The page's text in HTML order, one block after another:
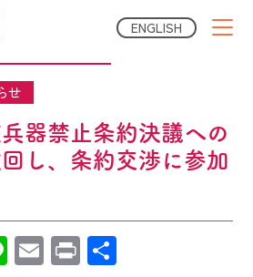
ENGLISH
News
せ
器禁止条約決議への
し、条約交渉に参加
LineEmailPrint